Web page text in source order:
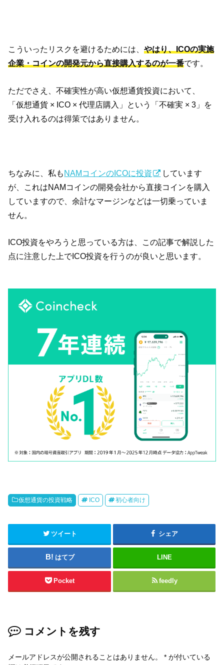
こういったリスクを避けるためには、やはり、ICOの実施
企業・コインの開発元から直接購入するのが一番です。
ただでさえ、不確実性が高い仮想通貨投資において、
「仮想通貨 × ICO × 代理店購入」という「不確実 × 3」を
受け入れるのは得策ではありません。
ちなみに、私もNAMコインのICOに投資
しています
が、これはNAMコインの開発会社から直接コインを購入
していますので、余計なマージンなどは一切乗っていま
せん。
ICO投資をやろうと思っている方は、この記事で解説した
点に注意した上でICO投資を行うのが良いと思います。
仮想通貨の投資戦略 ICO 初心者向け
ツイート シェア
はてブ LINE
Pocket feedly
コメントを残す
メールアドレスが公開されることはありません。 * が付いている